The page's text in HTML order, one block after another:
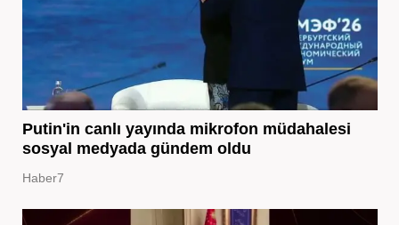
Putin'in canlı yayında mikrofon müdahalesi
sosyal medyada gündem oldu
Haber7